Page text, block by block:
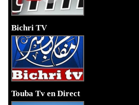
Bichri TV
Touba Tv en Direct